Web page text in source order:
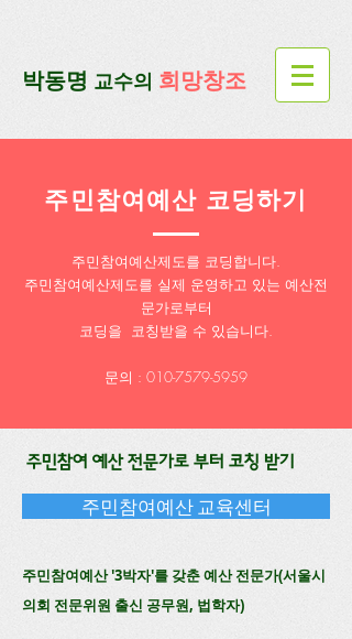
​박동명 교수의 희망창조
주민참여예산 코딩하기
주민참여예산제도를 코딩합니다.
주민참여예산제도를 실제 운영하고 있는 예산전
문가로부터
코딩을 코칭받을 수 있습니다.
​문의 : 010-7579-5959
​ 주민참여 예산 전문가로 부터 코칭 받기
주민참여예산 교육센터
주민참여예산 '3박자'를 갖춘 예산 전문가(서울시
의회 전문위원 출신 공무원, 법학자)